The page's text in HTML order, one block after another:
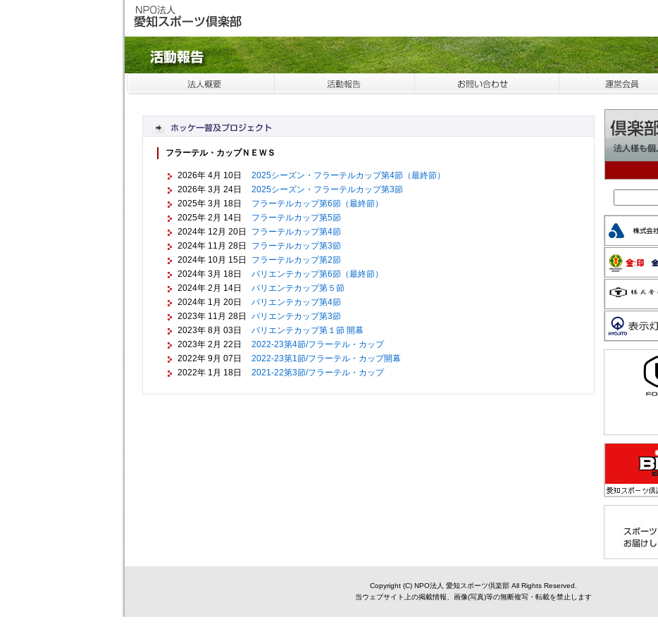
フラーテル・カップＮＥＷＳ
2026年 4月 10日
2025シーズン・フラーテルカップ第4節（最終節）
2026年 3月 24日
2025シーズン・フラーテルカップ第3節
2025年 3月 18日
フラーテルカップ第6節（最終節）
2025年 2月 14日
フラーテルカップ第5節
2024年 12月 20日
フラーテルカップ第4節
2024年 11月 28日
フラーテルカップ第3節
2024年 10月 15日
フラーテルカップ第2節
2024年 3月 18日
バリエンテカップ第6節（最終節）
2024年 2月 14日
バリエンテカップ第５節
2024年 1月 20日
バリエンテカップ第4節
2023年 11月 28日
バリエンテカップ第3節
2023年 8月 03日
バリエンテカップ第１節 開幕
2023年 2月 22日
2022-23第4節/フラーテル・カップ
2022年 9月 07日
2022-23第1節/フラーテル・カップ開幕
2022年 1月 18日
2021-22第3節/フラーテル・カップ
Copyright (C) NPO法人 愛知スポーツ倶楽部 All Rights Reserved.
当ウェブサイト上の掲載情報、画像(写真)等の無断複写・転載を禁止します